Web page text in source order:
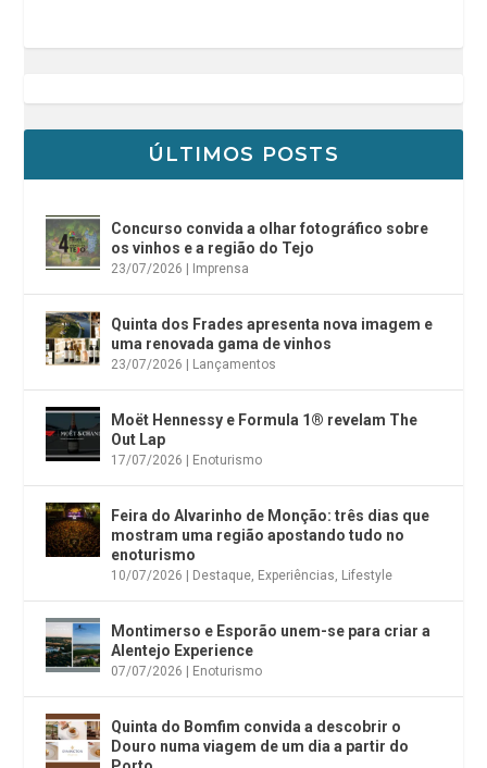
ÚLTIMOS POSTS
Concurso convida a olhar fotográfico sobre
os vinhos e a região do Tejo
23/07/2026 Imprensa
Quinta dos Frades apresenta nova imagem e
uma renovada gama de vinhos
23/07/2026 Lançamentos
Moët Hennessy e Formula 1® revelam The
Out Lap
17/07/2026 Enoturismo
Feira do Alvarinho de Monção: três dias que
mostram uma região apostando tudo no
enoturismo
10/07/2026 Destaque, Experiências, Lifestyle
Montimerso e Esporão unem-se para criar a
Alentejo Experience
07/07/2026 Enoturismo
Quinta do Bomfim convida a descobrir o
Douro numa viagem de um dia a partir do